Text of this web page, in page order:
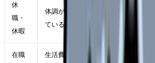
休
職・
休暇
体調が落ち、判断力も下がっ
ている
在職
生活費を守りながら条件を比